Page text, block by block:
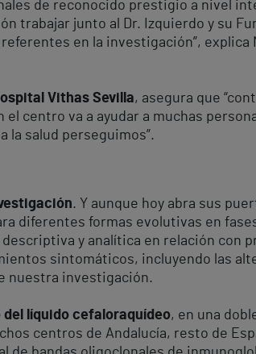
de reconocido prestigio a nivel
trabajar junto al Dr. Izquierdo y su
en la investigación”,
Vithas Sevilla, asegura que
centro va a ayudar a muchas
la salud perseguimos”.
. Y aunque hoy abra sus
diferentes formas evolutivas en
y analítica en relación con
sintomáticos, incluyendo las
nuestra investigación.
líquido cefaloraquídeo, en una
centros de Andalucía, resto de